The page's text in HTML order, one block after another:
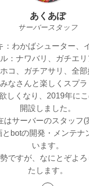
あくあぽ
サーバースタッフ
：わかばシューター、
：ナワバリ、ガチエ
コ、ガチアサリ、全部
なさんと楽しくスプ
しくなり、2019年に
開設しました。
はサーバーのスタッフ(
botの開発・メンテナ
います。
ですが、なにとぞよ
たします。